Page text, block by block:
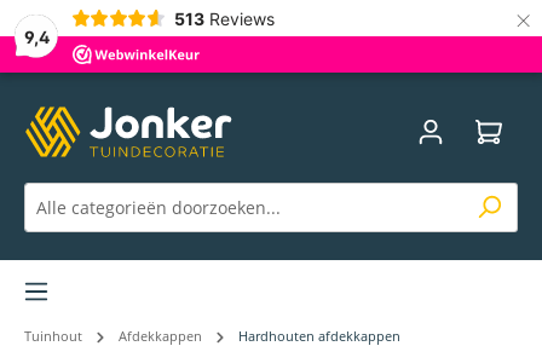
9,4
513 Reviews ×
Tuinhout Afdekkappen Hardhouten afdekkappen